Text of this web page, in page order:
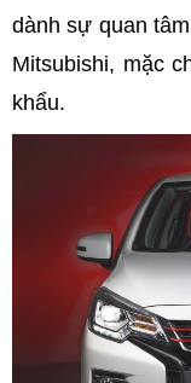
dành sự quan
Mitsubishi, mặc
khẩu.